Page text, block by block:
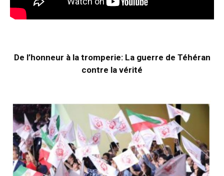
De l’honneur à la tromperie: La guerre de Téhéran
contre la vérité